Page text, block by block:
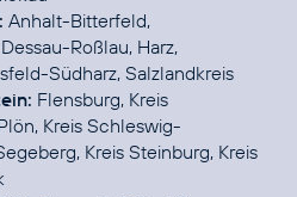
Anhalt-Bitterfeld,
Roßlau, Harz,
Südharz, Salzlandkreis
Flensburg, Kreis
Kreis Schleswig-
Kreis Steinburg, Kreis